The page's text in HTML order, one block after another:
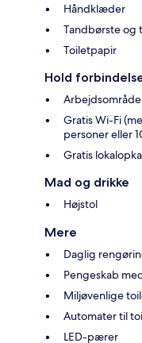
Håndklæder
Tandbørste og
Toiletpapir
Hold
Gratis Wi-Fi
personer eller
Gratis
Mad og drikke
Højstol
Mere
Daglig
Pengeskab
Miljøvenlige
Automater til
LED-pærer